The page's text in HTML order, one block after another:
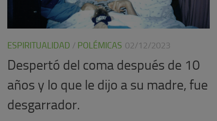
ESPIRITUALIDAD / POLÉMICAS 02/12/2023
Despertó del coma después de 10
años y lo que le dijo a su madre, fue
desgarrador.